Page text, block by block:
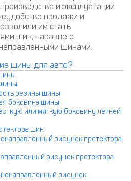
и эксплуатации
продажи и
им стать
шин, наравне с
шинами.
шины для авто?
резины шины
боковина шины
или мягкую боковину летней
шин
рисунок протектора
рисунок протектора
рисунок